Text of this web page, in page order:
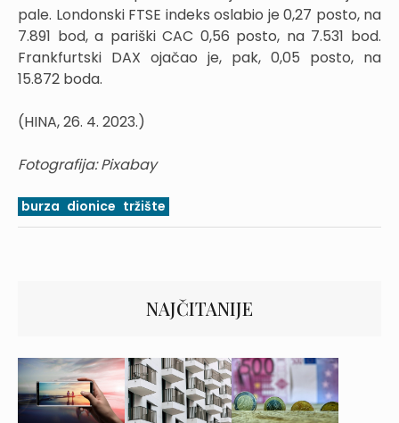
pale. Londonski FTSE indeks oslabio je 0,27 posto, na
7.891 bod, a pariški CAC 0,56 posto, na 7.531 bod.
Frankfurtski DAX ojačao je, pak, 0,05 posto, na
15.872 boda.
(HINA, 26. 4. 2023.)
Fotografija: Pixabay
burza dionice tržište
NAJČITANIJE